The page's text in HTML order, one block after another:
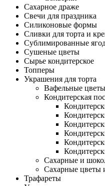
Сахарное драже
Свечи для праздника
Силиконовые формы
Сливки для торта и
Сублимированные
Сушеные цветы
Сырье кондитерское
Топперы
Украшения для торта
Вафельные цветы
Кондитерская
Сахарные и
Сахарные цветы
Трафареты